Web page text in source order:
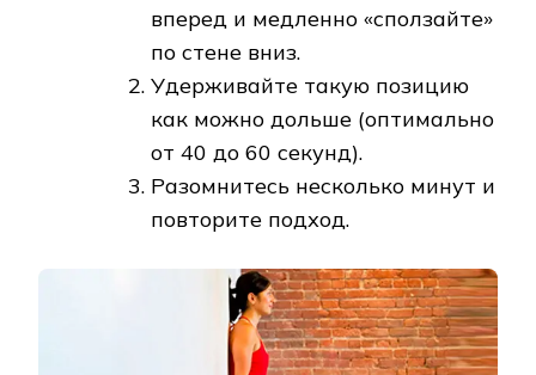
вперед и медленно «сползайте»
по стене вниз.
Удерживайте такую позицию
как можно дольше (оптимально
от 40 до 60 секунд).
Разомнитесь несколько минут и
повторите подход.